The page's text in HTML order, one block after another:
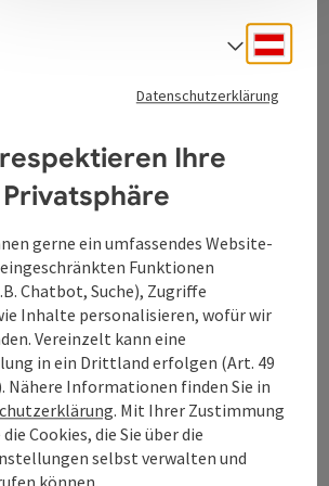
Donauregion
Oberösterreich Tourismus
Datenschutzerklärung
Ihre
Privatsphäre
gerne ein umfassendes Website-
Funktionen
Chatbot, Suche), Zugriffe
Inhalte personalisieren, wofür wir
Vereinzelt kann eine
in ein Drittland erfolgen (Art. 49
Nähere Informationen finden Sie in
. Mit Ihrer Zustimmung
Cookies, die Sie über die
selbst verwalten und
können.